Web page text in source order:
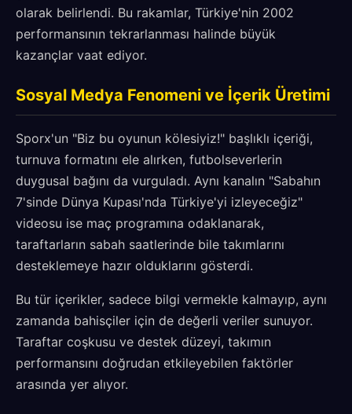
olarak belirlendi. Bu rakamlar, Türkiye'nin 2002
performansının tekrarlanması halinde büyük
kazançlar vaat ediyor.
Sosyal Medya Fenomeni ve İçerik Üretimi
Sporx'un "Biz bu oyunun kölesiyiz!" başlıklı içeriği,
turnuva formatını ele alırken, futbolseverlerin
duygusal bağını da vurguladı. Aynı kanalın "Sabahın
7'sinde Dünya Kupası'nda Türkiye'yi izleyeceğiz"
videosu ise maç programına odaklanarak,
taraftarların sabah saatlerinde bile takımlarını
desteklemeye hazır olduklarını gösterdi.
Bu tür içerikler, sadece bilgi vermekle kalmayıp, aynı
zamanda bahisçiler için de değerli veriler sunuyor.
Taraftar coşkusu ve destek düzeyi, takımın
performansını doğrudan etkileyebilen faktörler
arasında yer alıyor.